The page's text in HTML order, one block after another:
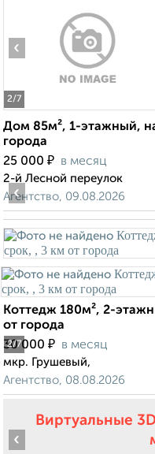
2/7
‹
Дом 85м², 1-этажный,
города
25 000 ₽ в месяц
2-й Лесной переулок
Агентство, 09.08.2026
2/7
‹
Коттедж 180м², 2-
от города
30 000 ₽ в месяц
мкр. Грушевый,
Агентство, 08.08.2026
Виртуальные
‹